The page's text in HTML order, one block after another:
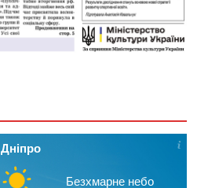
Дніпро
Безхмарне небо